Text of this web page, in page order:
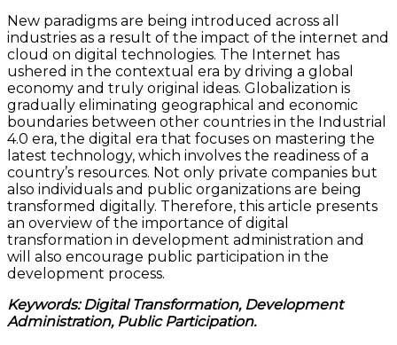
New paradigms are being introduced across all
industries as a result of the impact of the internet and
cloud on digital technologies. The Internet has
ushered in the contextual era by driving a global
economy and truly original ideas. Globalization is
gradually eliminating geographical and economic
boundaries between other countries in the Industrial
4.0 era, the digital era that focuses on mastering the
latest technology, which involves the readiness of a
country’s resources. Not only private companies but
also individuals and public organizations are being
transformed digitally. Therefore, this article presents
an overview of the importance of digital
transformation in development administration and
will also encourage public participation in the
development process.
Keywords: Digital Transformation, Development
Administration, Public Participation.